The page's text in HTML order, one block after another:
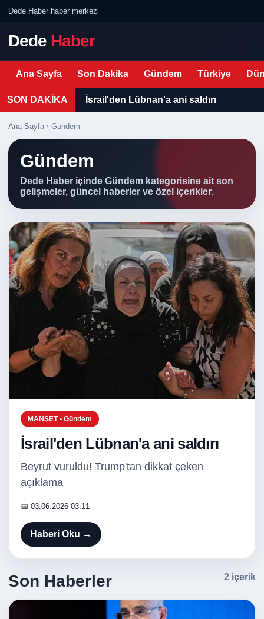
Dede Haber haber merkezi
Dede Haber
Ana Sayfa Son Dakika Gündem Türkiye
SON DAKİKA İsrail'den Lübnan'a ani saldırı
Ana Sayfa › Gündem
Gündem
Dede Haber içinde Gündem kategorisine ait son
gelişmeler, güncel haberler ve özel içerikler.
MANŞET • Gündem
İsrail'den Lübnan'a ani saldırı
Beyrut vuruldu! Trump'tan dikkat çeken
açıklama
📅 03.06.2026 03:11
Haberi Oku →
Son Haberler 2 içerik